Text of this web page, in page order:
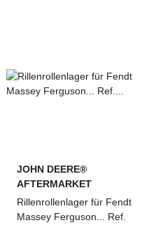
JOHN DEERE®
AFTERMARKET
Rillenrollenlager für Fendt
Massey Ferguson... Ref.